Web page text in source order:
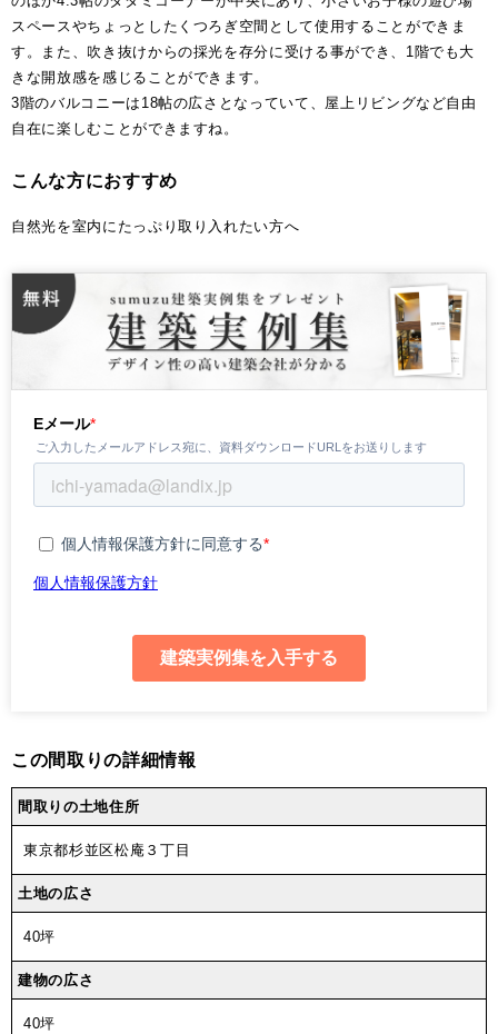
スペースやちょっとしたくつろぎ空間として使用することができま
す。また、吹き抜けからの採光を存分に受ける事ができ、1階でも大
きな開放感を感じることができます。
3階のバルコニーは18帖の広さとなっていて、屋上リビングなど自由
自在に楽しむことができますね。
こんな方におすすめ
自然光を室内にたっぷり取り入れたい方へ
この間取りの詳細情報
間取りの土地住所
東京都杉並区松庵３丁目
土地の広さ
40坪
建物の広さ
40坪